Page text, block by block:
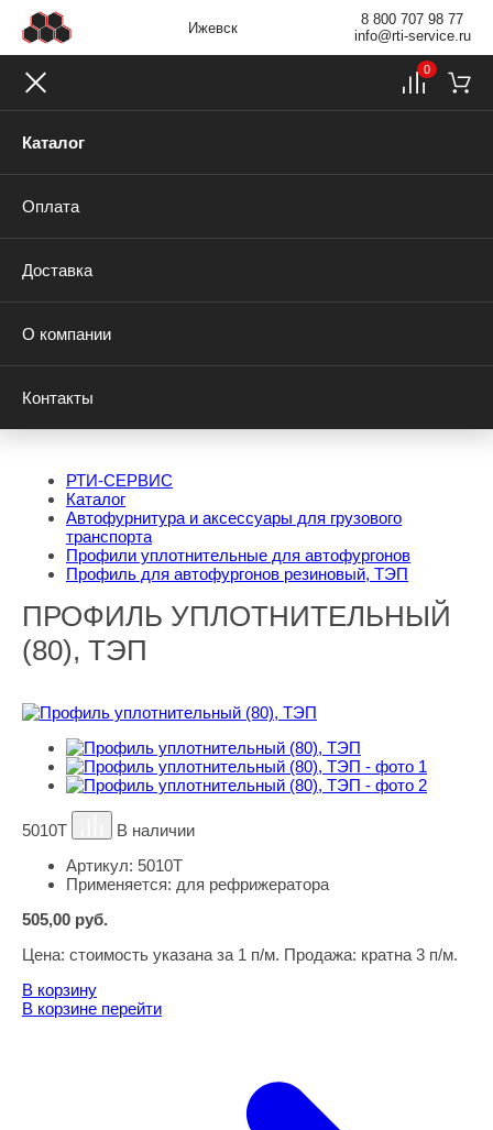
Ижевск
8 800 707 98 77
info@rti-service.ru
Каталог
Оплата
Доставка
О компании
Контакты
0
РТИ-СЕРВИС
Каталог
Автофурнитура и аксессуары для грузового
транспорта
Профили уплотнительные для автофургонов
Профиль для автофургонов резиновый, ТЭП
ПРОФИЛЬ УПЛОТНИТЕЛЬНЫЙ
(80), ТЭП
5010Т
В наличии
Артикул: 5010Т
Применяется: для рефрижератора
505,00 руб.
Цена: стоимость указана за 1 п/м. Продажа: кратна 3 п/м.
В корзину
В корзине перейти